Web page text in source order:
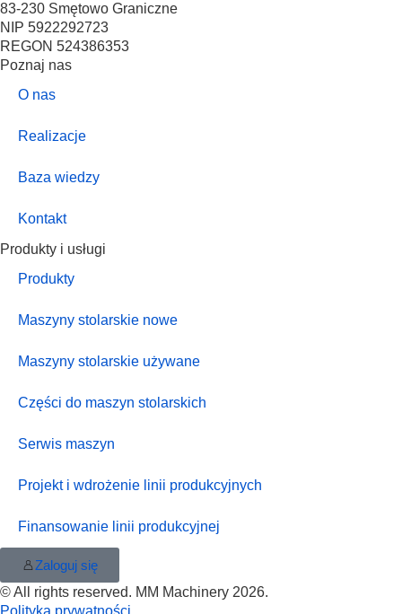
83-230 Smętowo Graniczne
NIP 5922292723
REGON 524386353
Poznaj nas
O nas
Realizacje
Baza wiedzy
Kontakt
Produkty i usługi
Produkty
Maszyny stolarskie nowe
Maszyny stolarskie używane
Części do maszyn stolarskich
Serwis maszyn
Projekt i wdrożenie linii produkcyjnych
Finansowanie linii produkcyjnej
Zaloguj się
© All rights reserved. MM Machinery 2026.
Polityka prywatności